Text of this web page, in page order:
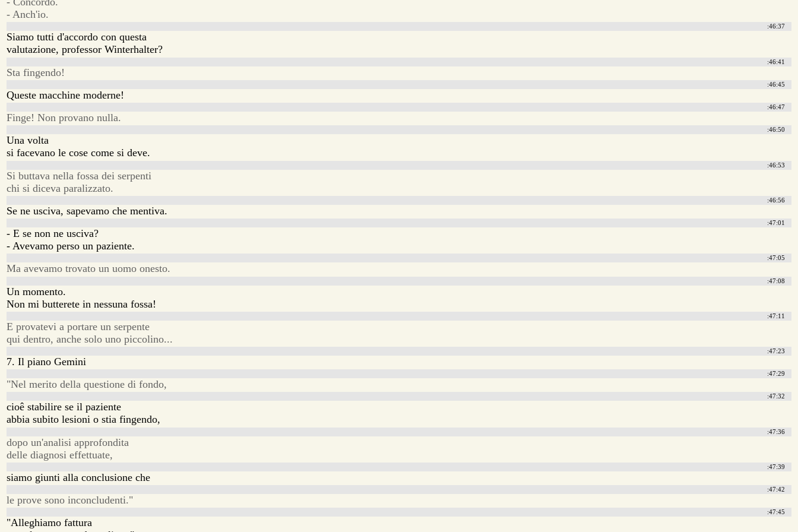
- Anch'io.
:46:37
Siamo tutti d'accordo con questa
valutazione, professor Winterhalter?
:46:41
Sta fingendo!
:46:45
Queste macchine moderne!
:46:47
Finge! Non provano nulla.
:46:50
Una volta
si facevano le cose come si deve.
:46:53
Si buttava nella fossa dei serpenti
chi si diceva paralizzato.
:46:56
Se ne usciva, sapevamo che mentiva.
:47:01
- E se non ne usciva?
- Avevamo perso un paziente.
:47:05
Ma avevamo trovato un uomo onesto.
:47:08
Un momento.
Non mi butterete in nessuna fossa!
:47:11
E provatevi a portare un serpente
qui dentro, anche solo uno piccolino...
:47:23
7. Il piano Gemini
:47:29
"Nel merito della questione di fondo,
:47:32
cioê stabilire se il paziente
abbia subito lesioni o stia fingendo,
:47:36
dopo un'analisi approfondita
delle diagnosi effettuate,
:47:39
siamo giunti alla conclusione che
:47:42
le prove sono inconcludenti."
:47:45
"Alleghiamo fattura